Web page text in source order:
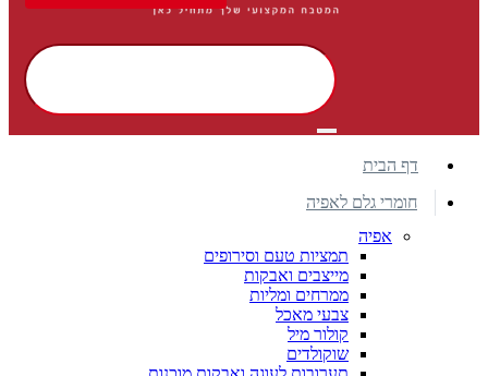
דף הבית
חומרי גלם לאפיה
אפיה
תמציות טעם וסירופים
מייצבים ואבקות
ממרחים ומליות
צבעי מאכל
קולור מיל
שוקולדים